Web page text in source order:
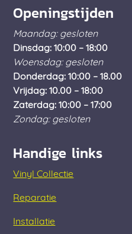
Openingstijden
Maandag: gesloten
Dinsdag: 10:00 – 18:00
Woensdag: gesloten
Donderdag: 10:00 – 18.00
Vrijdag: 10.00 – 18:00
Zaterdag: 10:00 – 17:00
Zondag: gesloten
Handige links
Vinyl Collectie
Reparatie
Installatie